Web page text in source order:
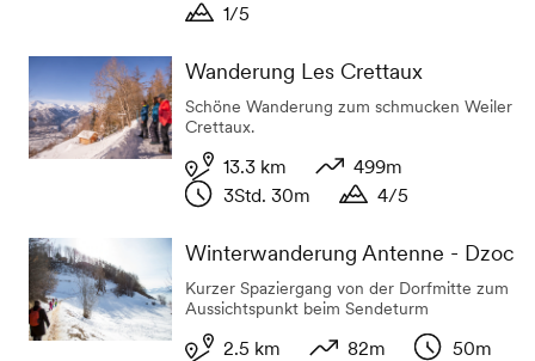
Distanz
1/5
Wanderung Les Crettaux
Schöne Wanderung zum schmucken Weiler
Crettaux.
Distanz
13.3 km
Höhenunterschied
499m
3Std. 30m
4/5
Winterwanderung Antenne - Dzoc
Kurzer Spaziergang von der Dorfmitte zum
Aussichtspunkt beim Sendeturm
2.5 km
82m
50m